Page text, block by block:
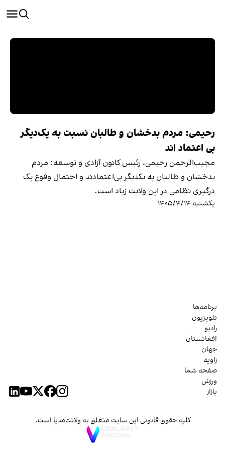
رحیمی: مردم بدخشان و طالبان نسبت به یک‌دیگر
بی اعتماد اند
مجیب‌الرحمن رحیمی، رئیس کانون آزادی و توسعه: مردم
بدخشان و طالبان به یکدیگر بی‌اعتمادند و احتمال وقوع یک
درگیری نظامی در این ولایت زیاد است.
یکشنبه ۱۴۰۵/۴/۱۴
برنامه‌ها
تلویزیون
رادیو
افغانستان
جهان
زاویه
صفحه شما
ورزش
بازار
کلیه حقوق قانونی این سایت متعلق به ولانت‌مدیا است.